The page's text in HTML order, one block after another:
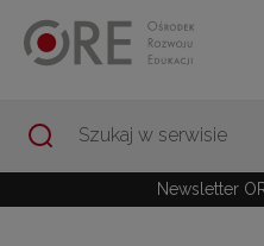
Newsletter